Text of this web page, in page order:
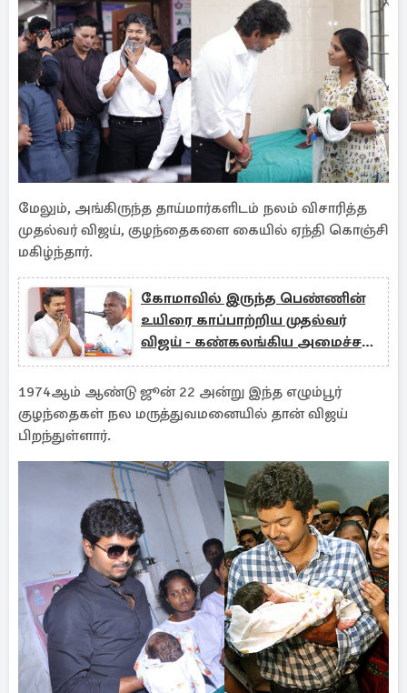
மேலும், அங்கிருந்த தாய்மார்களிடம் நலம் விசாரித்த
முதல்வர் விஜய், குழந்தைகளை கையில் ஏந்தி கொஞ்சி
மகிழ்ந்தார்.
கோமாவில் இருந்த பெண்ணின்
உயிரை காப்பாற்றிய முதல்வர்
விஜய் - கண்கலங்கிய அமைச்சர்
ஆனந்த்
1974ஆம் ஆண்டு ஜூன் 22 அன்று இந்த எழும்பூர்
குழந்தைகள் நல மருத்துவமனையில் தான் விஜய்
பிறந்துள்ளார்.